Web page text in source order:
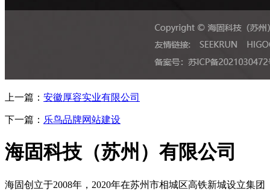
上一篇： 安徽厚容实业有限公司
下一篇： 乐鸟品牌网站建设
海固科技（苏州）有限公司
海固创立于2008年，2020年在苏州市相城区高铁新城设立集团